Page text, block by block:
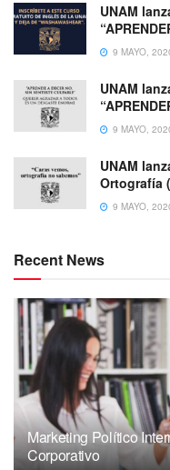
UNAM
9 MAYO,
UNAM
9 MAYO,
UNAM
Ortografía
9 MAYO,
Recent News
Marketing Político
Corporativo